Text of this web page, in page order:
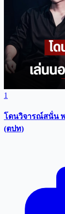
1
โดนวิจารณ์สนั่น พ
(ตปท)